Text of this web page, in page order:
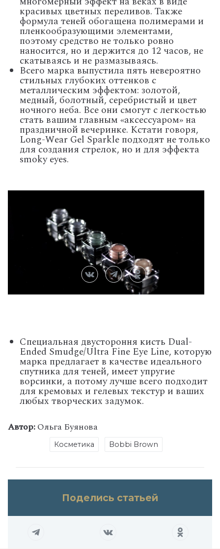
красивых цветных переливов. Также
формула теней обогащена полимерами и
пленкообразующими элементами,
поэтому средство не только ровно
наносится, но и держится до 12 часов, не
скатываясь и не размазываясь.
Всего марка выпустила пять невероятно
стильных глубоких оттенков с
металлическим эффектом: золотой,
медный, болотный, серебристый и цвет
ночного неба. Все они смогут с легкостью
стать вашим главным «аксессуаром» на
праздничной вечеринке. Кстати говоря,
Long-Wear Gel Sparkle подходят не только
для создания стрелок, но и для эффекта
smoky eyes.
Специальная двустороння кисть Dual-
Ended Smudge/Ultra Fine Eye Line, которую
марка предлагает в качестве идеального
спутника для теней, имеет упругие
ворсинки, а потому лучше всего подходит
для кремовых и гелевых текстур и ваших
любых творческих задумок.
Автор:Ольга Буянова
Косметика Bobbi Brown
Поделись статьей